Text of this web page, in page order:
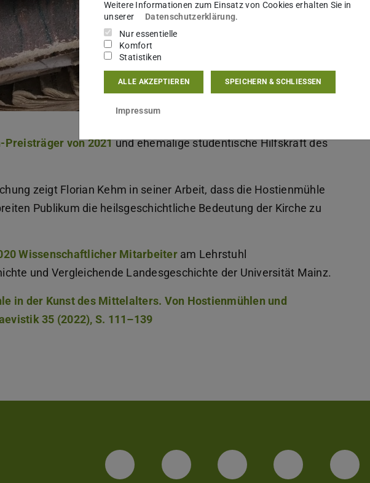
Preisträger von 2021und ehemalige studentische Hilfskraft des
zeigt Florian Kehm in seiner Arbeit, dass die Hostienmühle
Publikum die heilsgeschichtliche Bedeutung der Kirche zu
Wissenschaftlicher Mitarbeiter am Lehrstuhl
und Vergleichende Landesgeschichte der Universität Mainz.
in der Kunst des Mittelalters. Von Hostienmühlen und
35 (2022), S. 111–139
FacebookInstagramTikTok Bluesky
Weitere Informationen zum Einsatz von Cookies erhalten Sie in
unserer
Datenschutzerklärung.
Nur essentielle
Komfort
Statistiken
ALLE AKZEPTIEREN SPEICHERN & SCHLIESSEN
Impressum